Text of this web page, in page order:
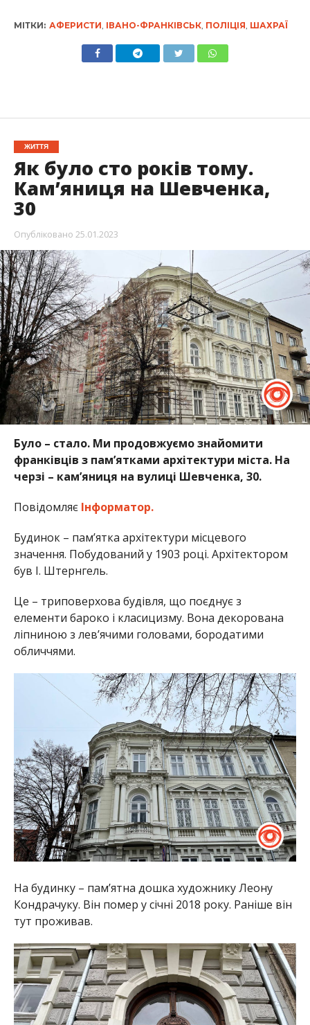
МІТКИ: АФЕРИСТИ ІВАНО-ФРАНКІВСЬК, ПОЛІЦІЯ ШАХРАЇ
ЖИТТЯ
Як було сто років тому.
Кам’яниця на Шевченка,
30
Опубліковано 25.01.2023
Було – стало. Ми продовжуємо знайомити
франківців з пам’ятками архітектури міста. На
черзі – кам’яниця на вулиці Шевченка, 30.
Повідомляє Інформатор.
Будинок – пам’ятка архітектури місцевого
значення. Побудований у 1903 році. Архітектором
був І. Штернгель.
Це – триповерхова будівля, що поєднує з
елементи бароко і класицизму. Вона декорована
ліпниною з лев’ячими головами, бородатими
обличчями.
На будинку – пам’ятна дошка художнику Леону
Кондрачуку. Він помер у січні 2018 року. Раніше він
тут проживав.